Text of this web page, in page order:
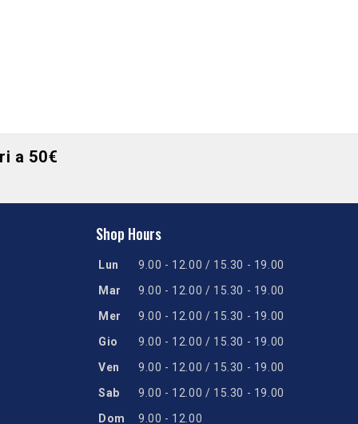
a 50€
Shop Hours
Lun
9.00 - 12.00 / 15.30 - 19.00
Mar
9.00 - 12.00 / 15.30 - 19.00
Mer
9.00 - 12.00 / 15.30 - 19.00
Gio
9.00 - 12.00 / 15.30 - 19.00
Ven
9.00 - 12.00 / 15.30 - 19.00
Sab
9.00 - 12.00 / 15.30 - 19.00
Dom
9.00 - 12.00